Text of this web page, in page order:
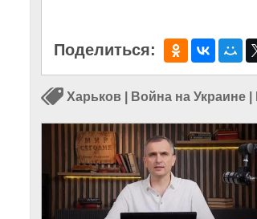
Поделиться:
Харьков Война на Украине